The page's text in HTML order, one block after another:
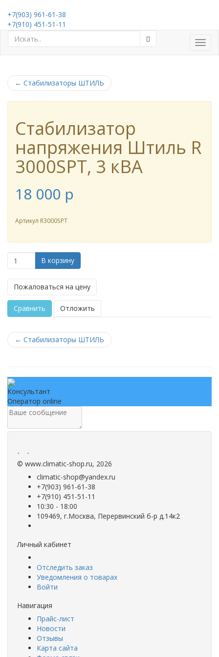
+7(903) 961-61-38
+7(910) 451-51-11
← Стабилизаторы ШТИЛЬ
Стабилизатор
напряжения Штиль R
3000SPT, 3 кВА
18 000 p
Артикул R3000SPT
В корзину
Пожаловаться на цену
Сравнить Отложить
← Стабилизаторы ШТИЛЬ
Консультант
Оператор online
. .
© www.climatic-shop.ru, 2026
climatic-shop@yandex.ru
+7(903) 961-61-38
+7(910) 451-51-11
10:30 - 18:00
109469, г.Москва, Перервинский б-р д.14к2
Личный кабинет
Отследить заказ
Уведомления о товарах
Войти
Навигация
Прайс-лист
Новости
Отзывы
Карта сайта